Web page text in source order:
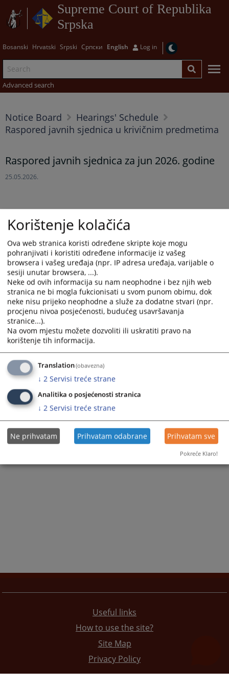
Supreme Court of Republika
Srpska
Bosanski Hrvatski Srpski Српски English Log in
Advanced search
Notice Board
Hearings' Schedule
Raspored javnih sjednica u krivičnim predmetima
Raspored javnih sjednica za jun 2026. godine
25.05.2026.
You are reading an article on: Srpski jezik
Files
Raspored javnih sjednica za jun 2026. godine
Useful links
How to use the site?
Site Map
Privacy Policy
Korištenje kolačića
Ova web stranica koristi određene skripte koje mogu
pohranjivati i koristiti određene informacije iz vašeg
browsera i vašeg uređaja (npr. IP adresa uređaja, varijable o
sesiji unutar browsera, ...).
Neke od ovih informacija su nam neophodne i bez njih web
stranica ne bi mogla fukcionisati u svom punom obimu, dok
neke nisu prijeko neophodne a služe za dodatne stvari (npr.
procjenu nivoa posjećenosti, budućeg usavršavanja
stranice...).
Na ovom mjestu možete dozvoliti ili uskratiti pravo na
korištenje tih informacija.
Translation(obavezna)
↓ 2 Servisi treće strane
Analitika o posjećenosti stranica
↓ 2 Servisi treće strane
Ne prihvatam Prihvatam odabrane Prihvatam sve
Pokreće Klaro!